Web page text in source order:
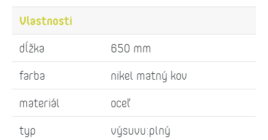
Vlastnosti
dĺžka
650 mm
farba
nikel matný kov
materiál
oceľ
typ
výsuvu:plný